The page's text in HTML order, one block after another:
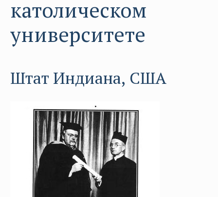
католическом
университете
Штат Индиана, США